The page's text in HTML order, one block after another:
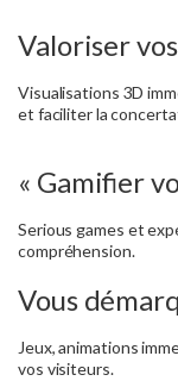
Valoriser
Visualisations 3D
et faciliter la
« Gamifier
Serious games et
compréhension.
Vous
Jeux, animations
vos visiteurs.